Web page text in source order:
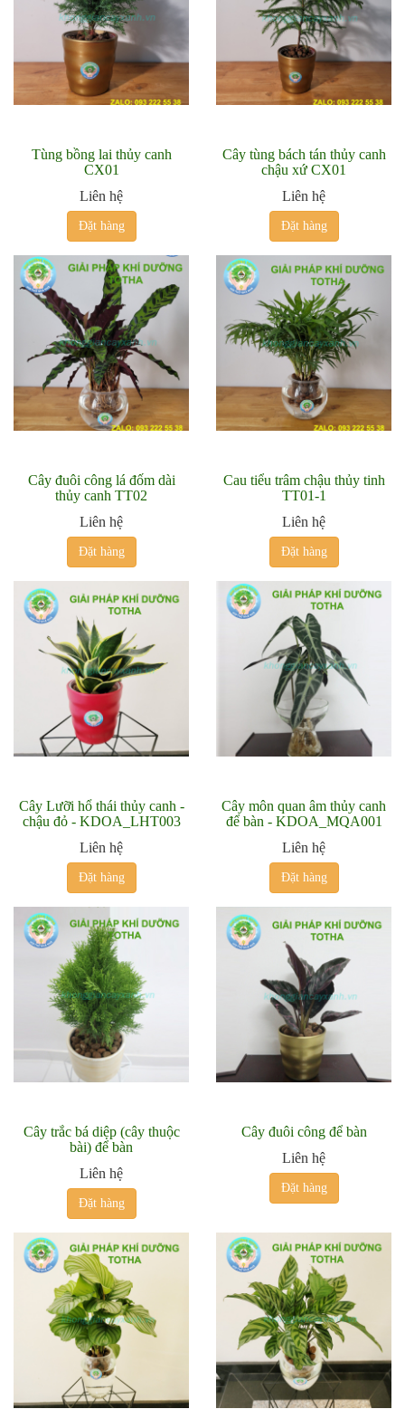
Tùng bồng lai thủy canh
CX01
Liên hệ
Đặt hàng
Cây tùng bách tán thủy canh
chậu xứ CX01
Liên hệ
Đặt hàng
Cây đuôi công lá đốm dài
thủy canh TT02
Liên hệ
Đặt hàng
Cau tiểu trâm chậu thủy tinh
TT01-1
Liên hệ
Đặt hàng
Cây Lưỡi hổ thái thủy canh -
chậu đỏ - KDOA_LHT003
Liên hệ
Đặt hàng
Cây môn quan âm thủy canh
để bàn - KDOA_MQA001
Liên hệ
Đặt hàng
Cây trắc bá diệp (cây thuộc
bài) để bàn
Liên hệ
Đặt hàng
Cây đuôi công để bàn
Liên hệ
Đặt hàng